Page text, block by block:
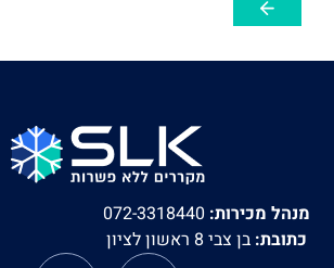
מנהל מכירות: 072-3318440
כתובת: בן צבי 8 ראשון לציון